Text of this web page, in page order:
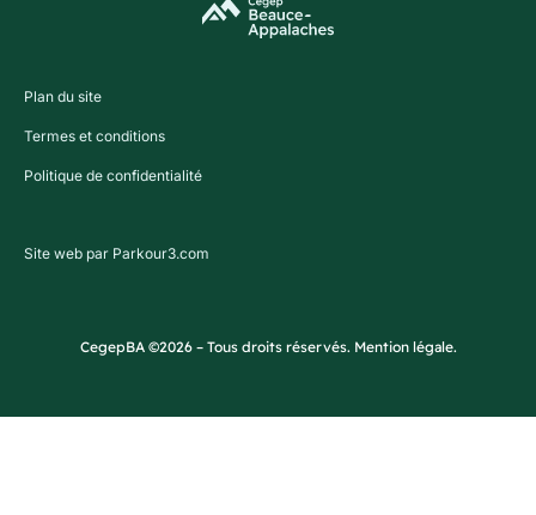
Plan du site
Termes et conditions
Politique de confidentialité
Site web par Parkour3.com
CegepBA ©2026 – Tous droits réservés. Mention légale.